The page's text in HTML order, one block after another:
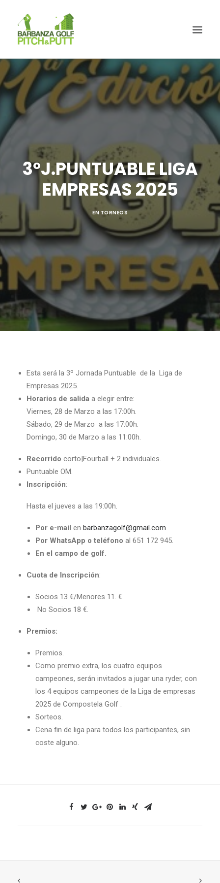
3ºJ.PUNTUABLE LIGA
EMPRESAS 2025
EN TORNEOS
Esta será la 3º Jornada Puntuable de la Liga de
Empresas 2025.
Horarios de salida a elegir entre:
Viernes, 28 de Marzo a las 17:00h.
Sábado, 29 de Marzo a las 17:00h.
Domingo, 30 de Marzo a las 11:00h.
Recorrido corto|Fourball + 2 individuales.
Puntuable OM.
Inscripción:
Hasta el jueves a las 19:00h.
Por e-mail en barbanzagolf@gmail.com
Por WhatsApp o teléfono al 651 172 945.
En el campo de golf.
Cuota de Inscripción:
Socios 13 €/Menores 11. €
No Socios 18 €.
Premios:
Premios.
Como premio extra, los cuatro equipos
campeones, serán invitados a jugar una ryder, con
los 4 equipos campeones de la Liga de empresas
2025 de Compostela Golf .
Sorteos.
Cena fin de liga para todos los participantes, sin
coste alguno.